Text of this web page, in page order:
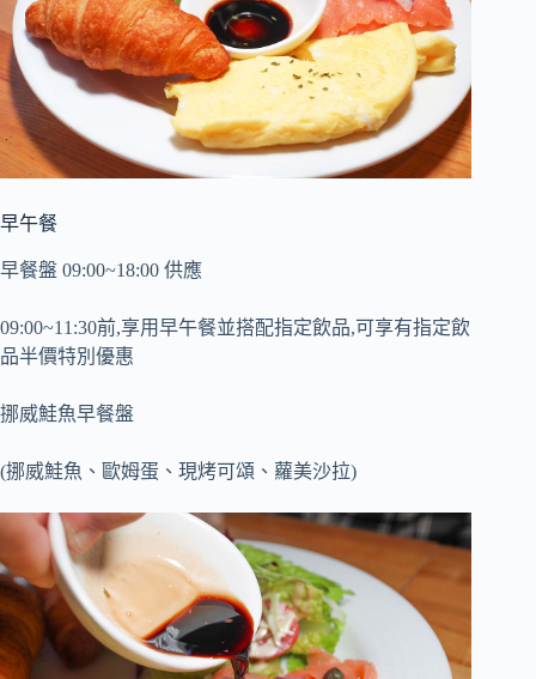
早午餐
早餐盤 09:00~18:00 供應
09:00~11:30前,享用早午餐並搭配指定飲品,可享有指定飲
品半價特別優惠
挪威鮭魚早餐盤
(挪威鮭魚、歐姆蛋、現烤可頌、蘿美沙拉)